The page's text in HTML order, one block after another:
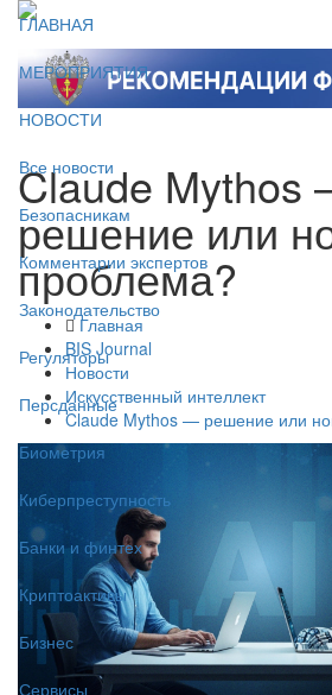
ГЛАВНАЯ
МЕРОПРИЯТИЯ
НОВОСТИ
Все новости
Безопасникам
Комментарии экспертов
Законодательство
Регуляторы
Персданные
Биометрия
Киберпреступность
Банки и финтех
Криптоактивы
Бизнес
Сервисы
Claude Mythos
решение или
проблема?
Главная
BIS Journal
Новости
Искусственный интеллект
Claude Mythos — решение или